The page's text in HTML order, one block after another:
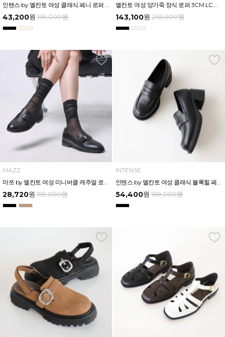
43,200원 159,000원
엘칸토 여성 양가죽 장식 로퍼 3CM LCWD76U613
143,100원 259,000원
MAZZ
28,720원 159,000원
INTENSE
54,400원 169,000원